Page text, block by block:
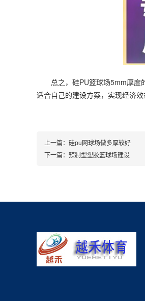
总之，硅PU篮球场5mm厚度的
适合自己的建设方案，实现经济
上一篇： 硅pu网球场做多厚较好
下一篇： 预制型塑胶篮球场建设